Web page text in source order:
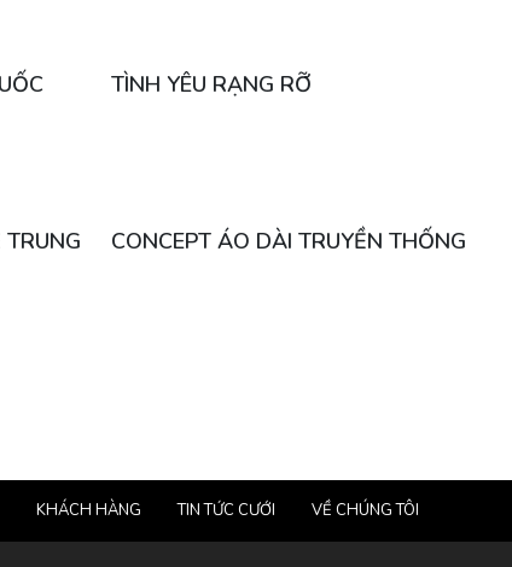
TÌNH YÊU RẠNG RỠ
CONCEPT ÁO DÀI TRUYỀN THỐNG
KHÁCH HÀNG TIN TỨC CƯỚI VỀ CHÚNG TÔI